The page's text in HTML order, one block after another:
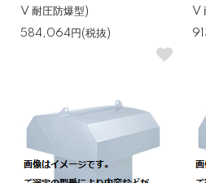
V 耐圧防爆型)
584,064円(税抜)
V